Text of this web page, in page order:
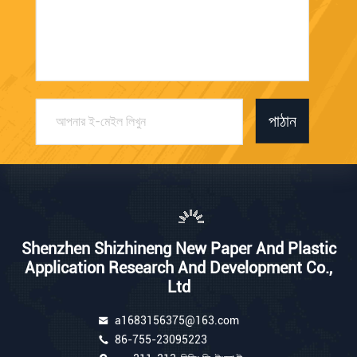
পাঠান
Shenzhen Shizhineng New Paper And Plastic
Application Research And Development Co.,
Ltd
a1683156375@163.com
86-755-23095223